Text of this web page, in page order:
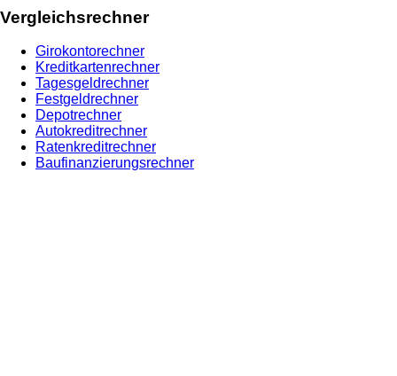
Vergleichsrechner
Girokontorechner
Kreditkartenrechner
Tagesgeldrechner
Festgeldrechner
Depotrechner
Autokreditrechner
Ratenkreditrechner
Baufinanzierungsrechner